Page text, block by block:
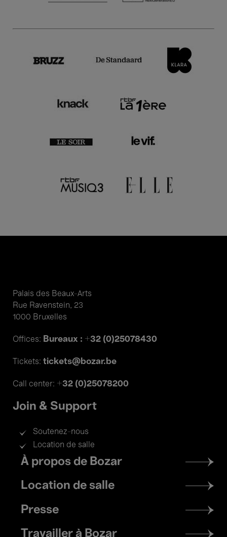
Palais des Beaux-Arts
Rue Ravenstein, 23
1000 Bruxelles
Offices: Bureaux : +32 (0)25078430
Tickets: tickets@bozar.be
Call center: +32 (0)25078200
Join & Support
Soutenez-nous
Location de salle
Footer
menu
À propos de Bozar
Location de salle
Presse
Travailler à Bozar